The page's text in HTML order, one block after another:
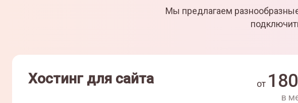
Мы предлагаем
Хостинг для сайта от 180
в